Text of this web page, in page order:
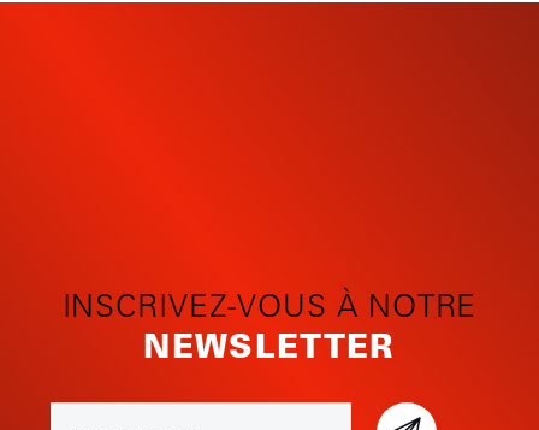
INSCRIVEZ-VOUS À NOTRE
NEWSLETTER